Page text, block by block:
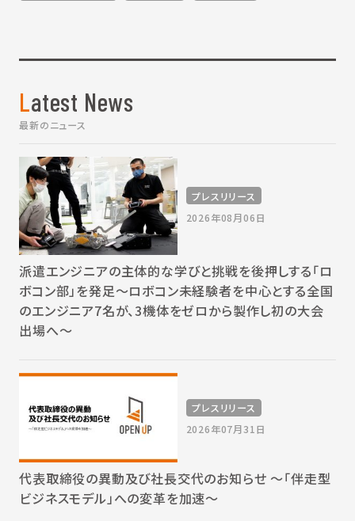
Latest News
最新のニュース
プレスリリース
2026年08月06日
派遣エンジニアの主体的な学びと挑戦を後押しする「ロ
ボコン部」を発足～ロボコン未経験者を中心とする全国
のエンジニア7名が、3機体をゼロから製作し初の大会
出場へ～
プレスリリース
2026年07月31日
代表取締役の異動及び社長交代のお知らせ 〜「伴走型
ビジネスモデル」への変革を加速〜